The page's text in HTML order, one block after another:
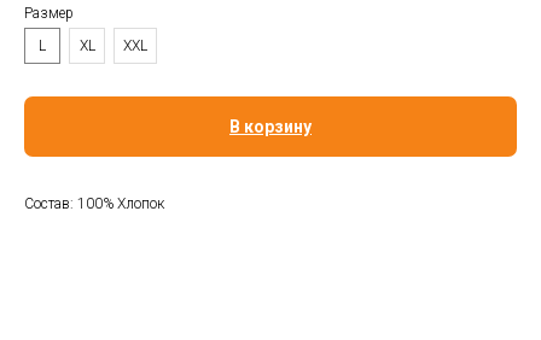
Размер
L
XL XXL
В корзину
Состав: 100% Хлопок